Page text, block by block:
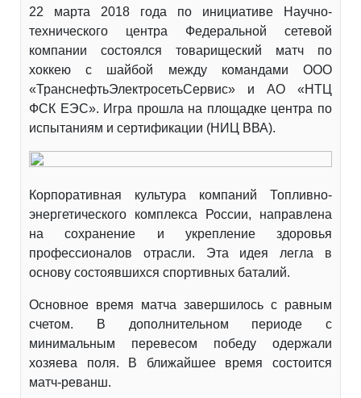
22 марта 2018 года по инициативе Научно-
технического центра Федеральной сетевой
компании состоялся товарищеский матч по
хоккею с шайбой между командами ООО
«ТранснефтьЭлектросетьСервис» и АО «НТЦ
ФСК ЕЭС». Игра прошла на площадке центра по
испытаниям и сертификации (НИЦ ВВА).
Корпоративная культура компаний Топливно-
энергетического комплекса России, направлена
на сохранение и укрепление здоровья
профессионалов отрасли. Эта идея легла в
основу состоявшихся спортивных баталий.
Основное время матча завершилось с равным
счетом. В дополнительном периоде с
минимальным перевесом победу одержали
хозяева поля. В ближайшее время состоится
матч-реванш.